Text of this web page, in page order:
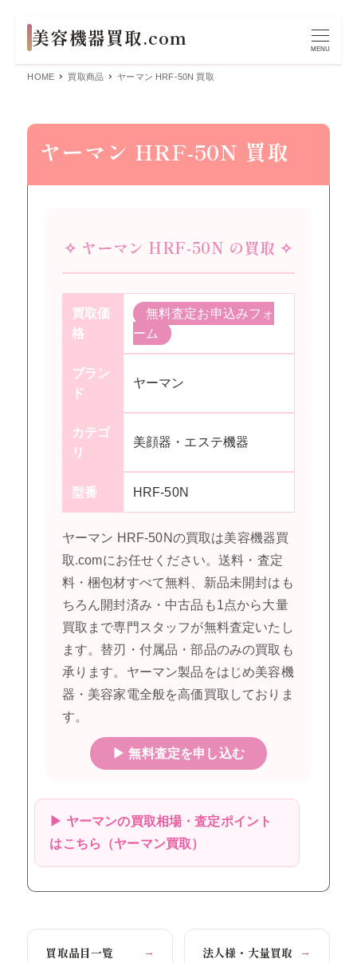
MENU
HOME 買取商品 ヤーマン HRF-50N 買取
ヤーマン HRF-50N 買取
✧ ヤーマン HRF-50N の買取 ✧
買取価
格
無料査定お申込みフォ
ーム
ブラン
ド
ヤーマン
カテゴ
リ
美顔器・エステ機器
型番 HRF-50N
ヤーマン HRF-50Nの買取は美容機器買
取.comにお任せください。送料・査定
料・梱包材すべて無料、新品未開封はも
ちろん開封済み・中古品も1点から大量
買取まで専門スタッフが無料査定いたし
ます。替刃・付属品・部品のみの買取も
承ります。ヤーマン製品をはじめ美容機
器・美容家電全般を高価買取しておりま
す。
▶ 無料査定を申し込む
▶ ヤーマンの買取相場・査定ポイント
はこちら（ヤーマン買取）
買取品目一覧 → 法人様・大量買取 →